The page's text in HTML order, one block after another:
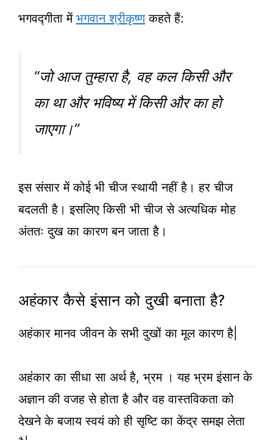
भगवद्गीता में भगवान श्रीकृष्णकहते हैं:
“जो आज तुम्हारा है, वह कल किसी और
का था और भविष्य में किसी और का हो
जाएगा।”
इस संसार में कोई भी चीज स्थायी नहीं है। हर चीज
बदलती है। इसलिए किसी भी चीज से अत्यधिक मोह
अंततः दुख का कारण बन जाता है।
अहंकार कैसे इंसान को दुखी बनाता है?
अहंकार मानव जीवन के सभी दुखों का मूल कारण है|
अहंकार का सीधा सा अर्थ है, भ्रम । यह भ्रम इंसान के
अज्ञान की वजह से होता है और वह वास्तविकता को
देखने के बजाय स्वयं को ही सृष्टि का केंद्र समझ लेता